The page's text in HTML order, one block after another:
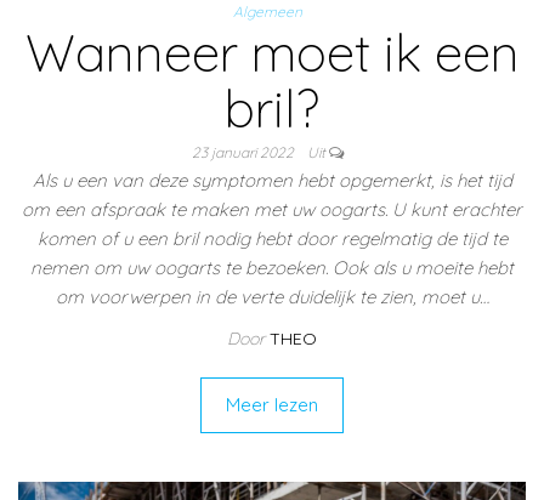
Algemeen
Wanneer moet ik een
bril?
23 januari 2022 Uit
Als u een van deze symptomen hebt opgemerkt, is het tijd
om een afspraak te maken met uw oogarts. U kunt erachter
komen of u een bril nodig hebt door regelmatig de tijd te
nemen om uw oogarts te bezoeken. Ook als u moeite hebt
om voorwerpen in de verte duidelijk te zien, moet u…
Door THEO
Meer lezen